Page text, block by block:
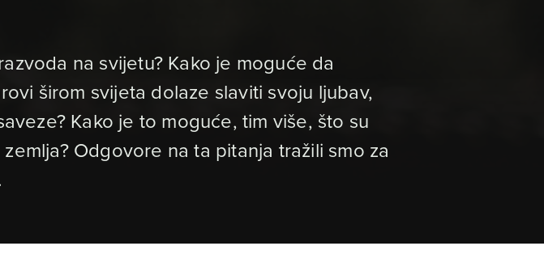
na svijetu? Kako je moguće da
širom svijeta dolaze slaviti svoju ljubav,
Kako je to moguće, tim više, što su
Odgovore na ta pitanja tražili smo za